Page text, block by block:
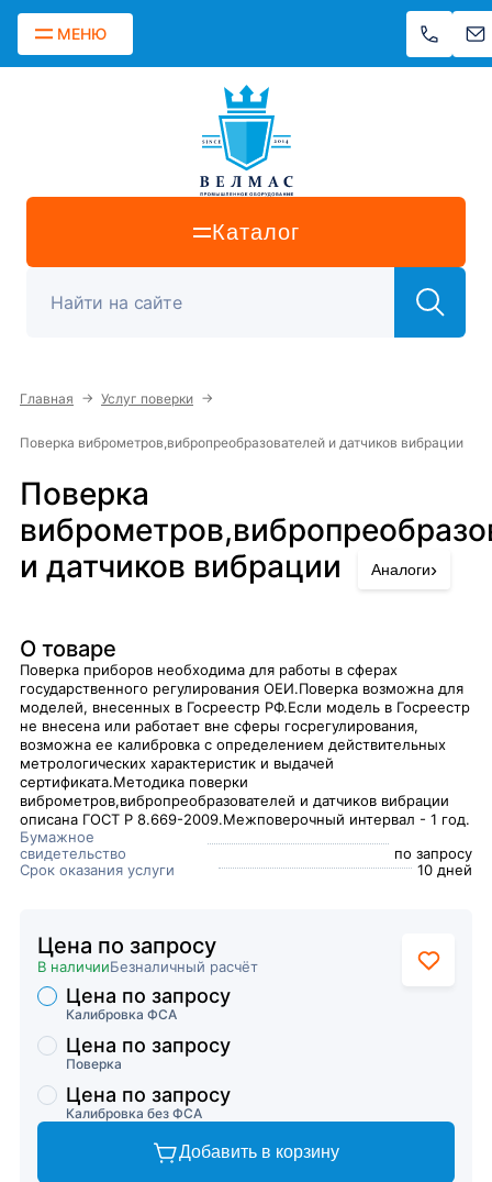
МЕНЮ
Каталог
Главная → Услуг поверки →
Поверка виброметров,вибропреобразователей и датчиков вибрации
Поверка
и датчиков вибрации
Аналоги›
О товаре
Поверка приборов необходима для работы в сферах
государственного регулирования ОЕИ.Поверка возможна для
моделей, внесенных в Госреестр РФ.Если модель в Госреестр
не внесена или работает вне сферы госрегулирования,
возможна ее калибровка с определением действительных
метрологических характеристик и выдачей
сертификата.Методика поверки
виброметров,вибропреобразователей и датчиков вибрации
описана ГОСТ Р 8.669-2009.Межповерочный интервал - 1 год.
Бумажное
свидетельство
по запросу
Срок оказания услуги
10 дней
Цена по запросу
В наличииБезналичный расчёт
Торговые предложения
Калибровка ФСА
Цена по запросу
Поверка
Цена по запросу
Калибровка без ФСА
Цена по запросу
Добавить в корзину